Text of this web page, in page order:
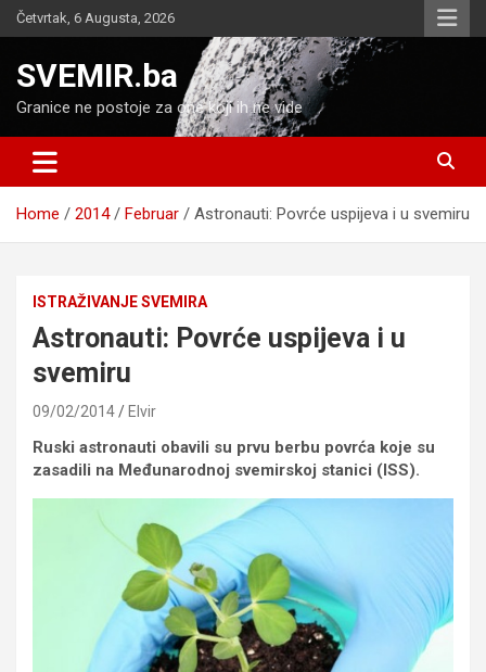
Skip
to
Četvrtak, 6 Augusta, 2026
SVEMIR.ba
Granice ne postoje za one koji ih ne vide
Home 2014 Februar Astronauti: Povrće uspijeva i u svemiru
ISTRAŽIVANJE SVEMIRA
Astronauti: Povrće uspijeva i u
svemiru
09/02/2014 Elvir
Ruski astronauti obavili su prvu berbu povrća koje su
zasadili na Međunarodnoj svemirskoj stanici (ISS).